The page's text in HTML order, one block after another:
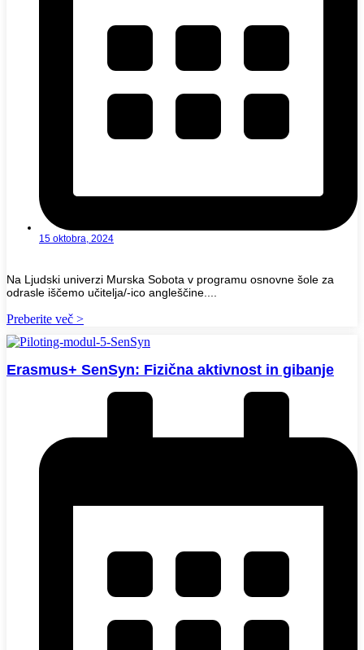
15 oktobra, 2024
Na Ljudski univerzi Murska Sobota v programu osnovne šole za
odrasle iščemo učitelja/-ico angleščine....
Preberite več >
Erasmus+ SenSyn: Fizična aktivnost in gibanje